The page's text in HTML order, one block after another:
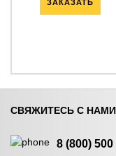
ЗАКАЗАТЬ
ЗАКАЗАТЬ
СВЯЖИТЕСЬ С НАМИ
8 (800) 500